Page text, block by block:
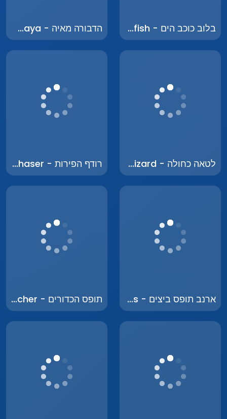
בלוב כוכב הים - Blob Starfish הדבורה מאיה - The Bee Maya
לטאה כחולה - Blue Lizard רודף הפירות - Fruit Chaser
ארנב תופס ביצים - Bunny Catches Eggs תופס הכדורים - Ball Catcher